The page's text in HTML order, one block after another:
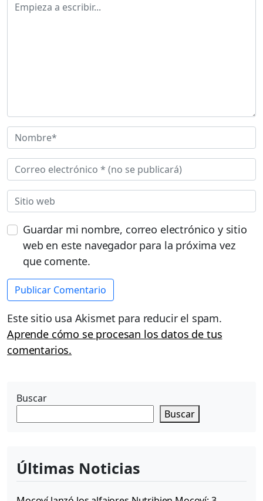
Guardar mi nombre, correo electrónico y sitio
web en este navegador para la próxima vez
que comente.
Este sitio usa Akismet para reducir el spam.
Aprende cómo se procesan los datos de tus
comentarios.
Buscar
Buscar
Últimas Noticias